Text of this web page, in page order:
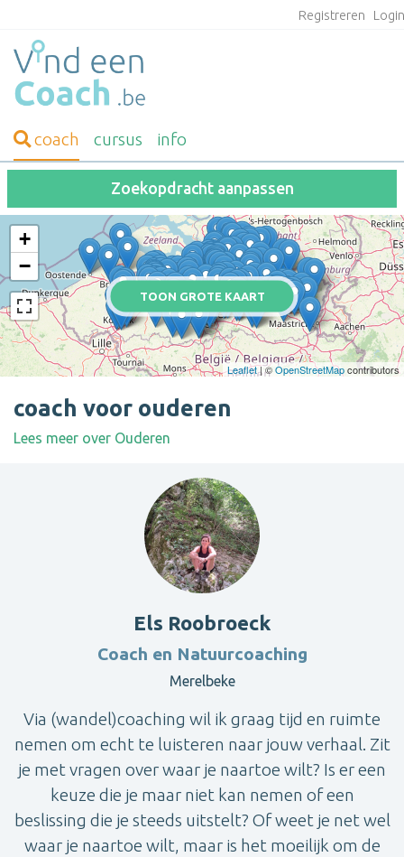
Registreren
coach cursus info
Zoekopdracht aanpassen
TOON GROTE KAART
+
−
Leaflet| ©OpenStreetMapcontributors
coach voor ouderen
Lees meer over Ouderen
Els Roobroeck
Coach en Natuurcoaching
Merelbeke
Via (wandel)coaching wil ik graag tijd en ruimte
nemen om echt te luisteren naar jouw verhaal. Zit
je met vragen over waar je naartoe wilt? Is er een
keuze die je maar niet kan nemen of een
beslissing die je steeds uitstelt? Of weet je net wel
waar je naartoe wilt, maar is het moeilijk om de